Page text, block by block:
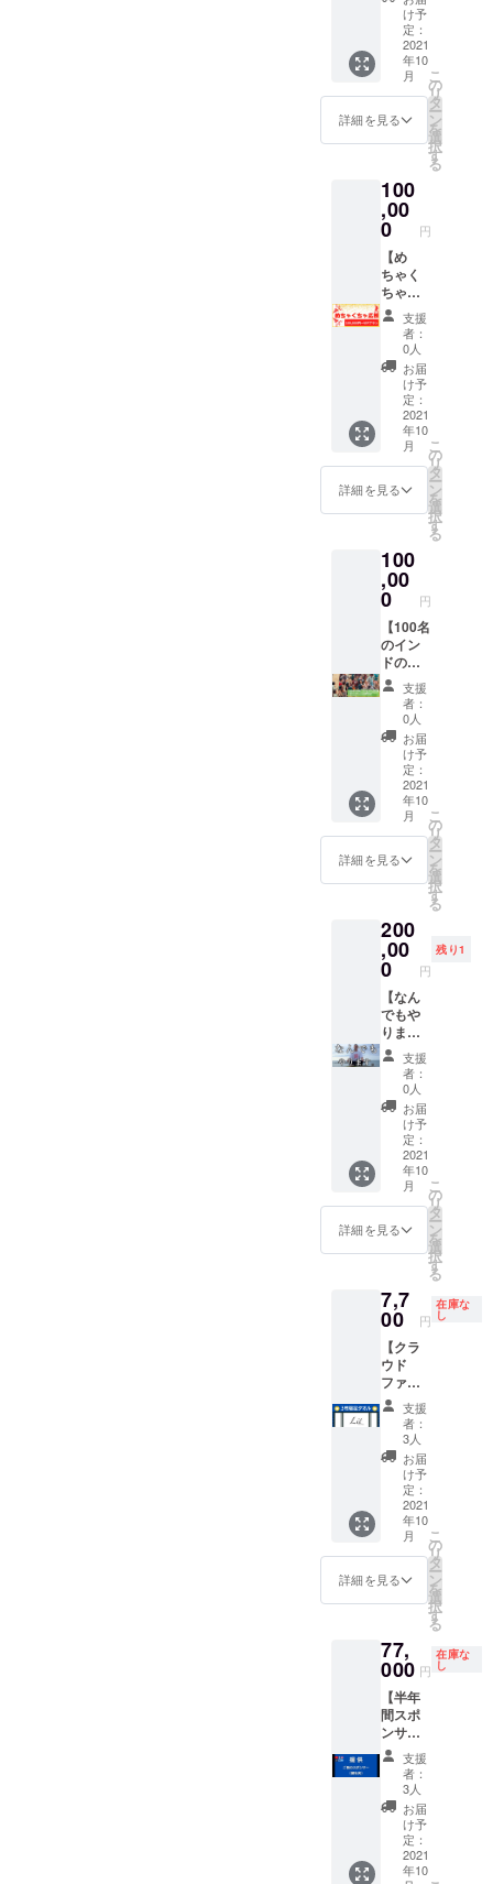
のみで
も完結
できま
す。
ます。
※日程は
2021年
10月1
日〜11
月10日
までに
写真撮
影OKで
す。
権】 自
社の
サービ
ス・店
舗の宣
伝をし
たい企
業様・
店舗
ナー様
向けで
す。 イ
ンド放
浪生活
を含め
た6ヶ月
間のス
ポン
サー枠
です。
▼スポ
ンサー
内容
①100本
以上の
Youtub
e動画と
動画概
要欄に
の企業
名・企
業ロゴ
を掲載
②Web
媒体や
SNSに
ご希望
の企業
名・企
業ロゴ
を掲載
③しっ
しーの
肖像権
の利用
権 ※イ
ンド放
浪記
(本)・
e(動
画)・
SNS(In
stagra
m,Twitt
er,Face
book,Ti
kTok,no
teブロ
グ)で、
御社様
のサー
ビスや
店舗を
スポン
サーと
してご
紹介さ
せてい
ただき
※期間は
2021年
10月1日
から
2022年
3月31日
までで
す。
け予
定：
2021
年10
月
詳細を見る
こ
の
リ
タ
ー
ン
を
選
択
す
る
100
,00
0 円
【め
ちゃく
ちゃ応
援プラ
ン】 特
に欲し
いリ
ターン
はない
けれど
めちゃ
くちゃ
応援し
たい方
向けで
す。
しーが
普段か
ら持ち
歩いて
いる
MacBo
ok Pro
に、あ
なたの
お名前
ステッ
カーを
非常に
大きく
掲載し
ます。
お礼
メッ
セージ
と手書
手紙も
送付さ
せてい
ただき
ます。
お会い
させて
いただ
いた際
には、
ぜひ一
緒にカ
ンパイ
しま
しょ
う。
しっ
しーの
奢りで
ご飯へ
す。
支援
者：
0人
お届
け予
定：
2021
年10
月
詳細を見る
こ
の
リ
タ
ー
ン
を
選
択
す
る
100
,00
0 円
【100名
のイン
ドの子
供にマ
スク等
をプレ
ゼント
できる
権】+
【イン
ドの子
供たち
と一緒
にあな
たへ向
けた感
デオ
メッ
セー
ジ】+
【子供
たちか
らのイ
ラスト
付き感
謝のお
手紙】+
【スポ
ンサー
権】 マ
スクや
お菓子
等を100
名のイ
ンドの
子供た
レゼン
トでき
る権利
です。
「せっ
かくイ
ンドに
行くの
なら、
インド
から何
かを得
るだけ
でな
く、イ
ンドに
何か贈
」とい
う考え
からリ
ターン
を作り
まし
た。 プ
レゼン
トを渡
してい
る様子
YouTub
支援
者：
0人
お届
け予
定：
2021
年10
月
詳細を見る
こ
の
リ
タ
ー
ン
を
選
択
す
る
200
,00
0 円
残り1
【なん
でもや
りま
す】
しっ
しーが
なんで
もやり
ます。
■リター
ン内容
・しっ
しーを
レンタ
ル(最大
1週間)
ンサー
権 【備
考】 ・
世界中
どこで
もOKで
す。 ・
交通費
が往復2
万円を
超える
場合
は、超
過分の
ご負担
をお願
いしま
駅から
往復計
算を予
定。宿
泊費が
発生す
る場合
はご負
担をお
願いし
ます。
・別途
費用が
かかる
支援
者：
0人
お届
け予
定：
2021
年10
月
詳細を見る
こ
の
リ
タ
ー
ン
を
選
択
す
る
7,7
00 円
在庫な
し
【クラ
ウド
ファン
ディン
グ限定
タオ
ル】 株
式会社
LIT(Life
Is Time)
のロゴ
入り
フェイ
スタオ
ルで
す。今
ラウド
ファン
ディン
グに限
り、3名
さま限
定でご
購入い
ただけ
ます。
※お一人
で3枚ご
購入い
ただい
支援
者：
3人
お届
け予
定：
2021
年10
月
詳細を見る
こ
の
リ
タ
ー
ン
を
選
択
す
る
77,
000 円
在庫な
し
【半年
間スポ
ンサー
権】 自
社の
サービ
ス・店
舗の宣
伝をし
たい企
業様・
支援
者：
3人
お届
け予
定：
2021
年10